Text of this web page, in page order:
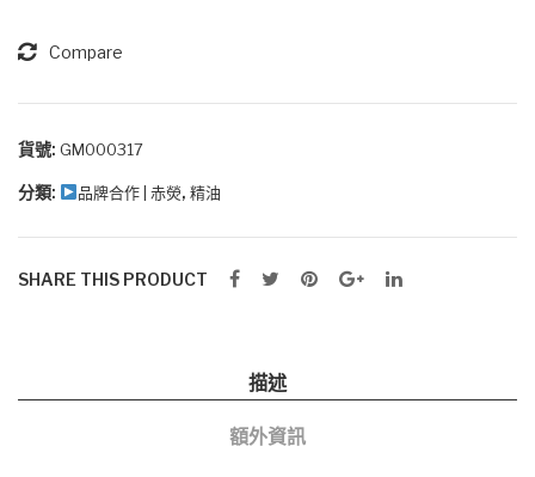
系
油
綠
色
數
Compare
貨號: GM000317
分類: 品牌合作 | 赤熒, 精油
SHARE THIS PRODUCT
描述
額外資訊